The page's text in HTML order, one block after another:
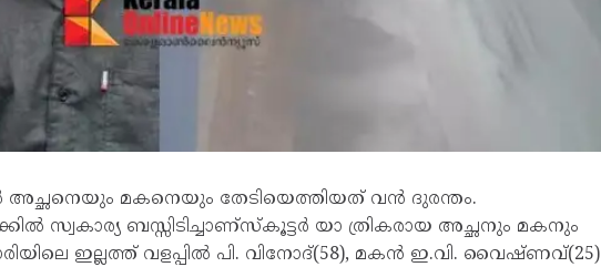
അച്ഛനെയും മകനെയും തേടിയെത്തിയത് വൻ ദുരന്തം.
സ്വകാര്യ ബസ്സിടിച്ചാണ്സ്കൂട്ടർ യാ ത്രികരായ അച്ഛനും മകനും
ഇല്ലത്ത് വളപ്പിൽ പി. വിനോദ്(58), മകൻ ഇ.വി. വൈഷ്ണവ്(25)